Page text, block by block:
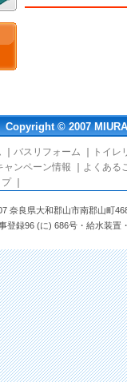
Copyright © 2007
バスリフォーム
トイレ
ャンペーン情報
よくある
プ｜
奈良県大和郡山市南郡山町
登録96 (に) 686号・給水装